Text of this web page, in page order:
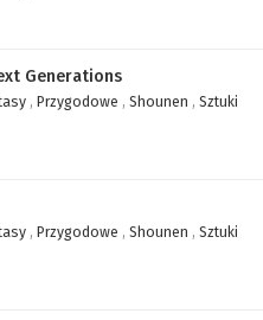
Generations
, Przygodowe , Shounen , Sztuki
, Przygodowe , Shounen , Sztuki